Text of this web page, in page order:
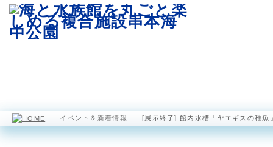
イベント＆新着情報 [展示終了] 館内水槽「ヤエギスの稚魚